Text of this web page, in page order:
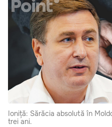
Ioniță: Sărăcia absolută în
trei ani.